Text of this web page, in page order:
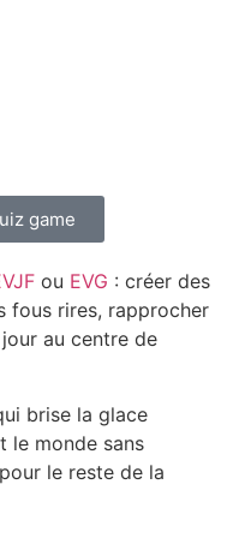
game
ou EVG : créer des
fous rires, rapprocher
au centre de
brise la glace
le monde sans
le reste de la